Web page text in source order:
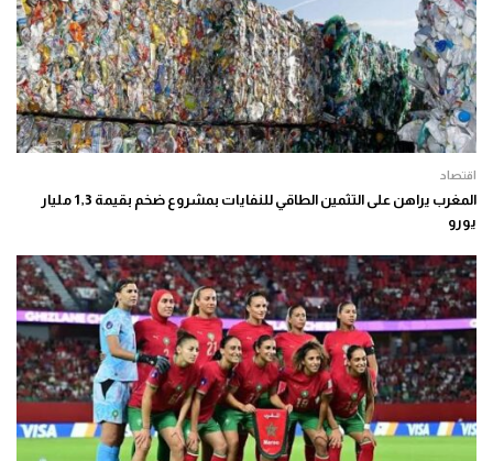
اقتصاد
المغرب يراهن على التثمين الطاقي للنفايات بمشروع ضخم بقيمة 1,3 مليار
يورو